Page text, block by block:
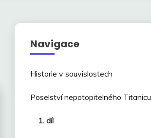
Navigace
Historie v souvislostech
Poselství nepotopitelného Titanicu
1. díl